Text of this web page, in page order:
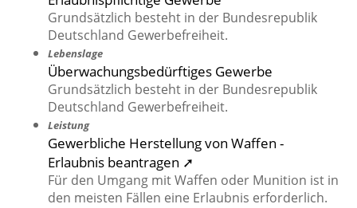
Grundsätzlich besteht in der Bundesrepublik
Deutschland Gewerbefreiheit.
Lebenslage
Überwachungsbedürftiges Gewerbe
Grundsätzlich besteht in der Bundesrepublik
Deutschland Gewerbefreiheit.
Leistung
Gewerbliche Herstellung von Waffen -
Erlaubnis beantragen ➚
Für den Umgang mit Waffen oder Munition ist in
den meisten Fällen eine Erlaubnis erforderlich.